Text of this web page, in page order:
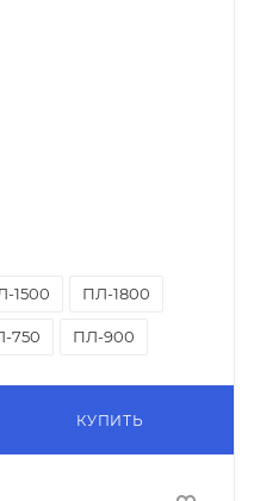
КУПИТЬ
1500 ПЛ-1800
750 ПЛ-900